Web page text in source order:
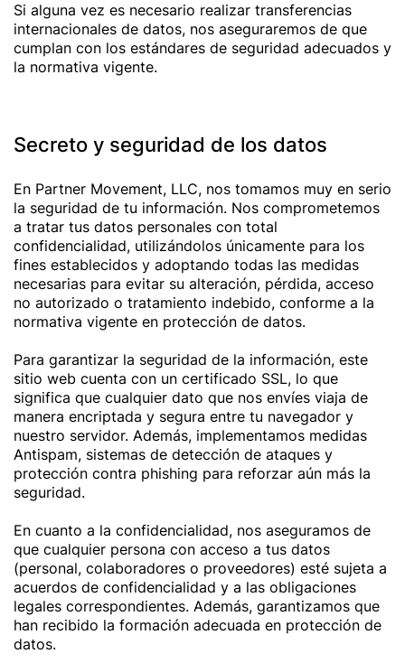
Si alguna vez es necesario realizar transferencias
internacionales de datos, nos aseguraremos de que
cumplan con los estándares de seguridad adecuados y
la normativa vigente.
Secreto y seguridad de los datos
En Partner Movement, LLC, nos tomamos muy en serio
la seguridad de tu información. Nos comprometemos
a tratar tus datos personales con total
confidencialidad, utilizándolos únicamente para los
fines establecidos y adoptando todas las medidas
necesarias para evitar su alteración, pérdida, acceso
no autorizado o tratamiento indebido, conforme a la
normativa vigente en protección de datos.
Para garantizar la seguridad de la información, este
sitio web cuenta con un certificado SSL, lo que
significa que cualquier dato que nos envíes viaja de
manera encriptada y segura entre tu navegador y
nuestro servidor. Además, implementamos medidas
Antispam, sistemas de detección de ataques y
protección contra phishing para reforzar aún más la
seguridad.
En cuanto a la confidencialidad, nos aseguramos de
que cualquier persona con acceso a tus datos
(personal, colaboradores o proveedores) esté sujeta a
acuerdos de confidencialidad y a las obligaciones
legales correspondientes. Además, garantizamos que
han recibido la formación adecuada en protección de
datos.